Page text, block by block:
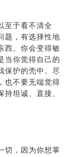
至于看不清全
题，有选择性地
西。你会变得敏
当你觉得自己的
保护的壳中。尽
也不要无端觉得
坦诚、直接、
切，因为你想掌